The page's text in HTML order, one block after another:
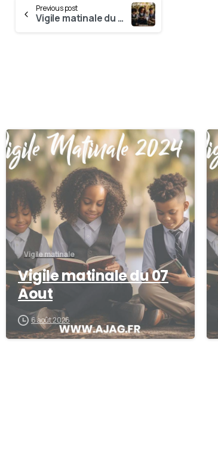
Previous post
Vigile matinale du 25 Novembre
0
Vigile matinale
Vigile matinale du 07
Aout
6 août 2026